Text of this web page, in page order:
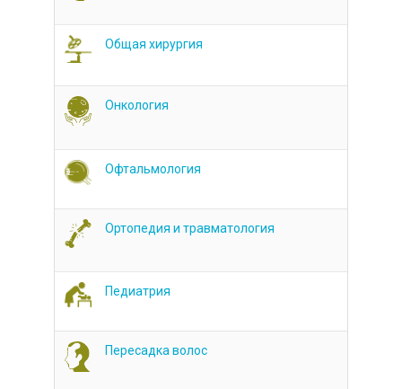
Общая хирургия
Онкология
Офтальмология
Ортопедия и травматология
Педиатрия
Пересадка волос